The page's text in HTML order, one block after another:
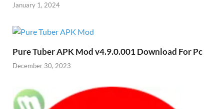
January 1, 2024
Pure Tuber APK Mod v4.9.0.001 Download For Pc
December 30, 2023